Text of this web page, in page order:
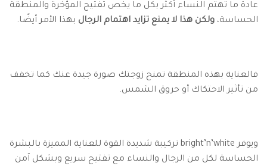
عادة ما تهتم النساء أكثر بكل ما يخص تفتيح المؤخرة والمنطقة
الحساسة، ولكن هذا لا يمنع تزايد اهتمام الرجال بهذا الأمر أيضًا.
فالعناية بهذه المنطقة تمنح زوجتك صورة جيدة عنك كما تخفف
من تأثير الاحتكاك أو حروق الشمس.
ويوفر bright’n’white تركيبة شديدة القوة للعناية المميزة بالبشرة
الحساسة لكل من الرجال والنساء مع تفتيح سريع وبشكل آمن